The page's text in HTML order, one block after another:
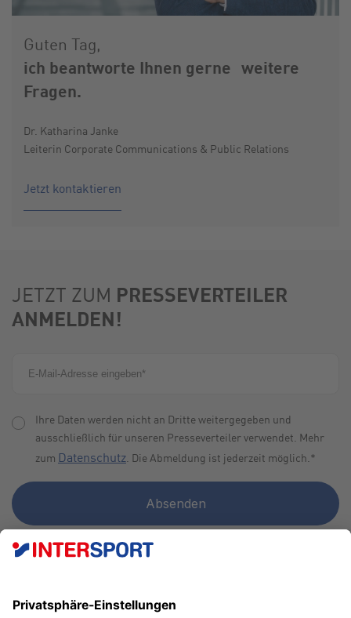
Guten Tag,
ich beantworte Ihnen gerne weitere
Fragen.
Dr. Katharina Janke
Leiterin Corporate Communications & Public Relations
Jetzt kontaktieren
JETZT ZUM PRESSEVERTEILER
ANMELDEN!
Ihre Daten werden nicht an Dritte weitergegeben und
ausschließlich für unseren Presseverteiler verwendet. Mehr
zum Datenschutz. Die Abmeldung ist jederzeit möglich.*
SCHNELLFAN WERDEN!